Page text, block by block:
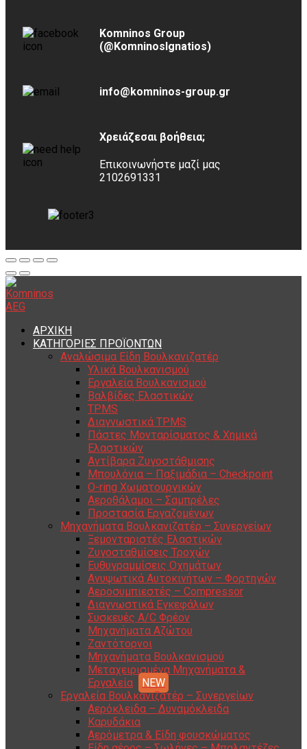
Komninos Group
(@KomninosIgnatios)
info@komninos-group.gr
Χρειάζεσαι βοήθεια;
Επικοινωνήστε μαζί μας
2102691331
ΑΡΧΙΚΗ
ΚΑΤΗΓΟΡΙΕΣ ΠΡΟΪΟΝΤΩΝ
Αναλώσιμα Είδη Βουλκανιζατέρ
Υλικά Βουλκανισμού
Εργαλεία Βουλκανισμού
Βαλβίδες Ελαστικών
TPMS
Διαγνωστικά TPMS
Πάστες Μονταρίσματος & Χημικά
Ελαστικών
Αντίβαρα Ζυγοστάθμισης
Μπουλόνια – Παξιμάδια – Checkpoint
O-ring Χωματουργικών
Αεροθάλαμοι – Σαμπρέλες
Προστασία Εργαζομένων
Μηχανήματα Βουλκανιζατέρ – Συνεργείων
Ξεμονταριστές Ελαστικών
Ζυγοσταθμίσεις Τροχών
Ευθυγραμμίσεις Οχημάτων
Ανυψωτικά Αυτοκινήτων – Φορτηγών
Αεροσυμπιεστές – Compressor
Διαγνωστικά Εγκεφάλων
Συσκευές A/C Φρέον
Μηχανήματα Αζώτου
Ζαντότορνοι
Μηχανήματα Βουλκανισμού
Μεταχειρισμένα Μηχανήματα &
Εργαλεία
Εργαλεία Βουλκανιζατέρ – Συνεργείων
Αερόκλειδα – Δυναμόκλειδα
Καρυδάκια
Αερόμετρα & Είδη φουσκώματος